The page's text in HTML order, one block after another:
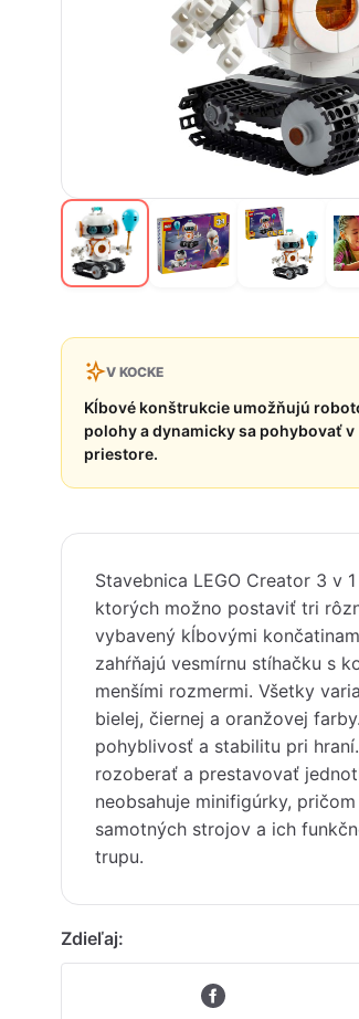
V KOCKE
Kĺbové konštrukcie umožňujú
polohy a dynamicky sa pohybovať v
priestore.
Stavebnica LEGO Creator 3 v
ktorých možno postaviť tri
vybavený kĺbovými
zahŕňajú vesmírnu stíhačku s
menšími rozmermi. Všetky
bielej, čiernej a oranžovej
pohyblivosť a stabilitu pri
rozoberať a prestavovať
neobsahuje minifigúrky,
samotných strojov a ich
trupu.
Zdieľaj: